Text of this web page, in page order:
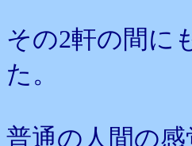
その2軒の間に
た。
普通の人間の